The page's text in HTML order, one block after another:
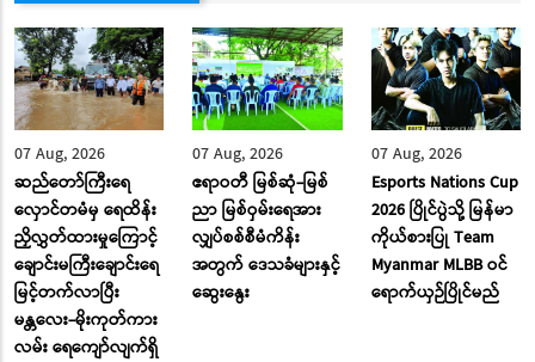
07 Aug, 2026
ဆည်တော်ကြီးရေ
လှောင်တမံမှ ရေထိန်း
ညှိလွှတ်ထားမှုကြောင့်
ချောင်းမကြီးချောင်းရေ
မြင့်တက်လာပြီး
မန္တလေး-မိုးကုတ်ကား
လမ်း ‌ရေ‌ကျော်လျက်ရှိ
07 Aug, 2026
ဧရာဝတီ မြစ်ဆုံ-မြစ်
ညာ မြစ်ဝှမ်းရေအား
လျှပ်စစ်စီမံကိန်း
အတွက် ဒေသခံများနှင့်
ဆွေးနွေး
07 Aug, 2026
Esports Nations Cup
2026 ပြိုင်ပွဲသို့ မြန်မာ
ကိုယ်စားပြု Team
Myanmar MLBB ဝင်
ရောက်ယှဉ်ပြိုင်မည်